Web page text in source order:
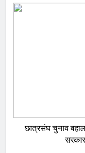
छात्रसंघ चुनाव बहाल